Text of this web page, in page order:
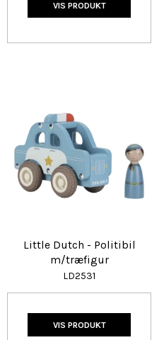
VIS PRODUKT
Little Dutch - Politibil
m/træfigur
LD2531
VIS PRODUKT